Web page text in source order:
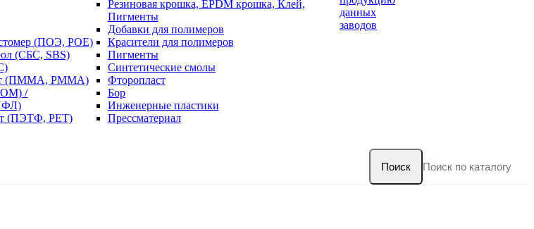
(ПОЭ, POE)
(СБС, SBS)
(ПММА, PMMA)
/
(ПЭТФ, PET)
Резиновая крошка, EPDM крошка, Клей,
Пигменты
Добавки для полимеров
Красители для полимеров
Пигменты
Синтетические смолы
Фторопласт
Бор
Инженерные пластики
Прессматериал
данных
заводов
Поиск